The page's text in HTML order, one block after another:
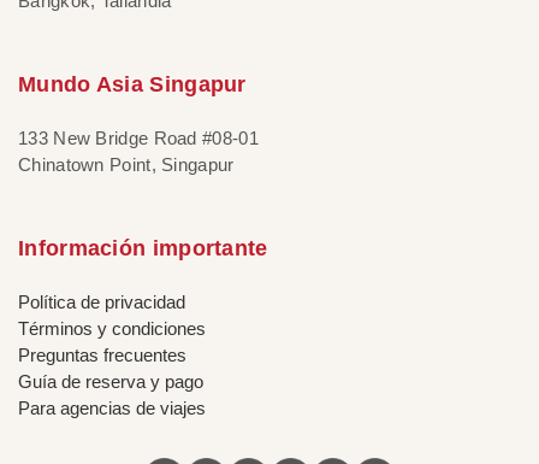
Mundo Asia Singapur
133 New Bridge Road #08-01
Chinatown Point, Singapur
Información importante
Política de privacidad
Términos y condiciones
Preguntas frecuentes
Guía de reserva y pago
Para agencias de viajes